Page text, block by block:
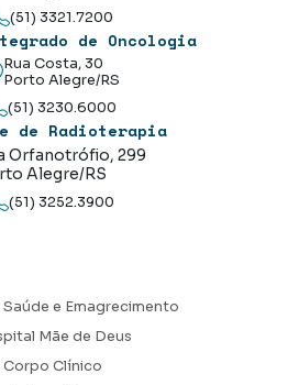
(51) 3321.7200
de Oncologia
Rua Costa, 30
Porto Alegre/RS
(51) 3230.6000
de Radioterapia
Orfanotrófio, 299
Alegre/RS
(51) 3252.3900
e Emagrecimento
Mãe de Deus
Corpo Clínico